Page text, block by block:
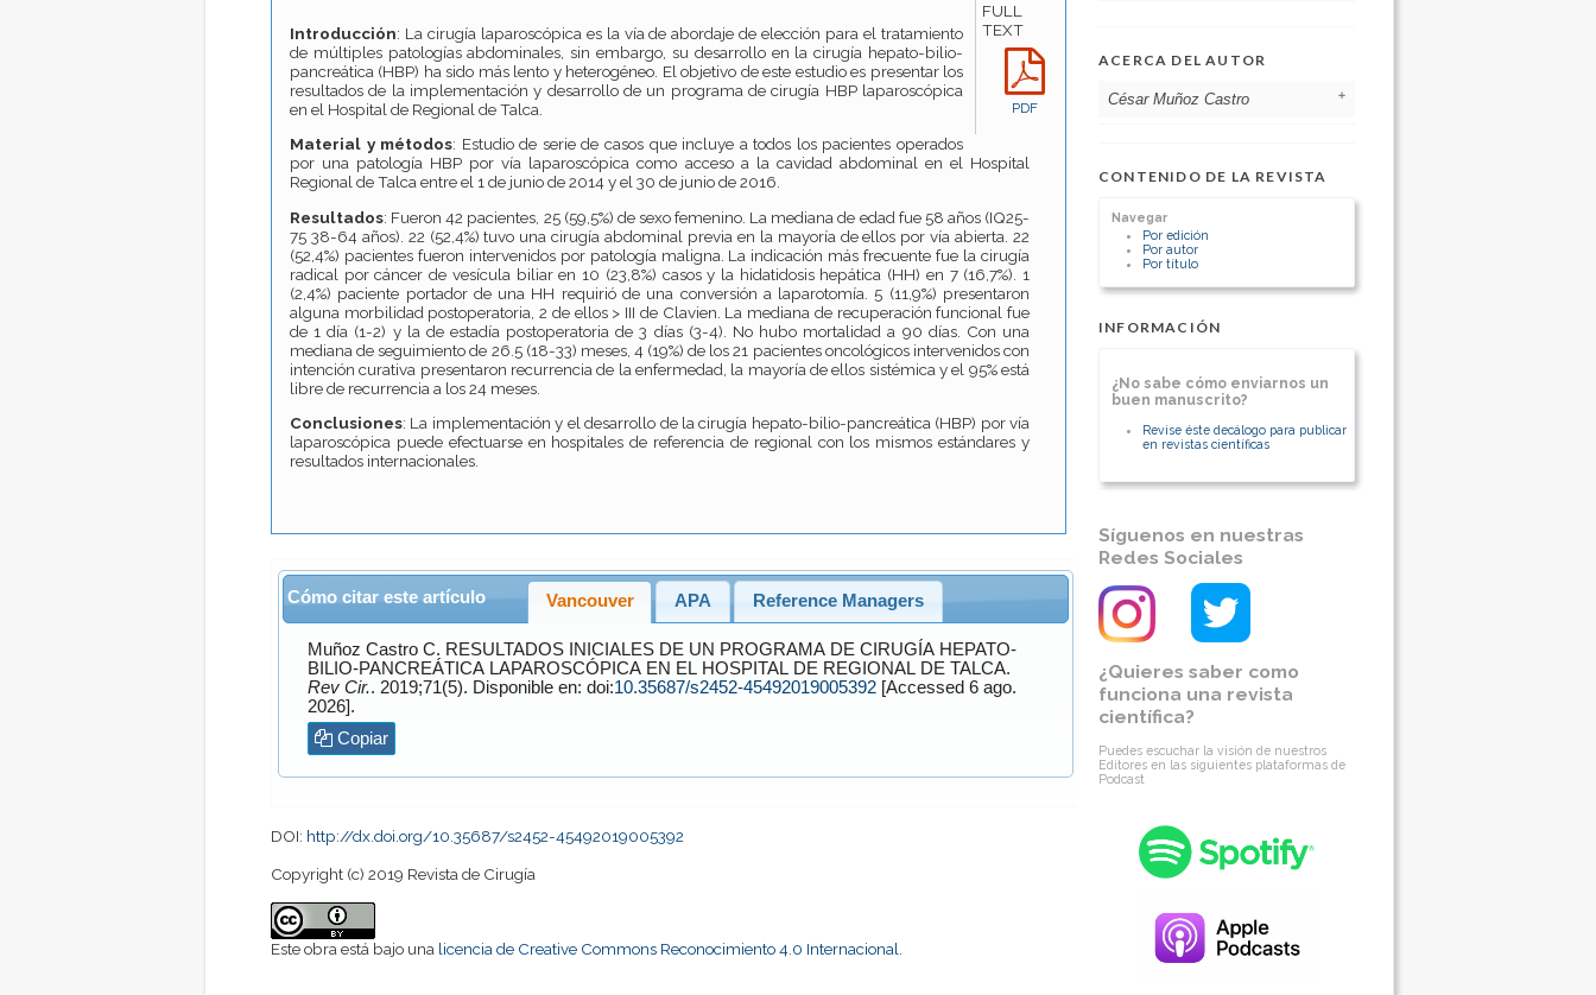
ACERCA DEL AUTOR
César Muñoz Castro
Chile
Unidad de Cirugía Digestiva
[Ver otros artículos de este autor]
CONTENIDO DE LA REVISTA
Navegar
Por edición
Por autor
Por título
INFORMACIÓN
¿No sabe cómo enviarnos un
buen manuscrito?
Revise éste decálogo para publicar
en revistas científicas
Síguenos en nuestras
Redes Sociales
¿Quieres saber como
funciona una revista
científica?
Puedes escuchar la visión de nuestros
Editores en las siguientes plataformas de
Podcast
FULL
TEXT
PDF
Introducción: La cirugía laparoscópica es la vía de abordaje de elección para el tratamiento
de múltiples patologías abdominales, sin embargo, su desarrollo en la cirugía hepato-bilio-
pancreática (HBP) ha sido más lento y heterogéneo. El objetivo de este estudio es presentar los
resultados de la implementación y desarrollo de un programa de cirugía HBP laparoscópica
en el Hospital de Regional de Talca.
Material y métodos: Estudio de serie de casos que incluye a todos los pacientes operados
por una patología HBP por vía laparoscópica como acceso a la cavidad abdominal en el Hospital
Regional de Talca entre el 1 de junio de 2014 y el 30 de junio de 2016.
Resultados: Fueron 42 pacientes, 25 (59,5%) de sexo femenino. La mediana de edad fue 58 años (IQ25-
75 38-64 años). 22 (52,4%) tuvo una cirugía abdominal previa en la mayoría de ellos por vía abierta. 22
(52,4%) pacientes fueron intervenidos por patología maligna. La indicación más frecuente fue la cirugía
radical por cáncer de vesícula biliar en 10 (23,8%) casos y la hidatidosis hepática (HH) en 7 (16,7%). 1
(2,4%) paciente portador de una HH requirió de una conversión a laparotomía. 5 (11,9%) presentaron
alguna morbilidad postoperatoria, 2 de ellos > III de Clavien. La mediana de recuperación funcional fue
de 1 día (1-2) y la de estadía postoperatoria de 3 días (3-4). No hubo mortalidad a 90 días. Con una
mediana de seguimiento de 26.5 (18-33) meses, 4 (19%) de los 21 pacientes oncológicos intervenidos con
intención curativa presentaron recurrencia de la enfermedad, la mayoría de ellos sistémica y el 95% está
libre de recurrencia a los 24 meses.
Conclusiones: La implementación y el desarrollo de la cirugía hepato-bilio-pancreática (HBP) por vía
laparoscópica puede efectuarse en hospitales de referencia de regional con los mismos estándares y
resultados internacionales.
Cómo citar este artículo Vancouver APA Reference Managers
Muñoz CastroC. RESULTADOS INICIALES DE UN PROGRAMA DE CIRUGÍA HEPATO-
BILIO-PANCREÁTICA LAPAROSCÓPICA EN EL HOSPITAL DE REGIONAL DE TALCA.
Rev Cir.
. 2019;71(5). Disponible en: doi:10.35687/s2452-45492019005392[Accessed 6 ago.
2026].
Copiar
DOI: http://dx.doi.org/10.35687/s2452-45492019005392
Copyright (c) 2019 Revista de Cirugía
Este obra está bajo una licencia de Creative Commons Reconocimiento 4.0 Internacional